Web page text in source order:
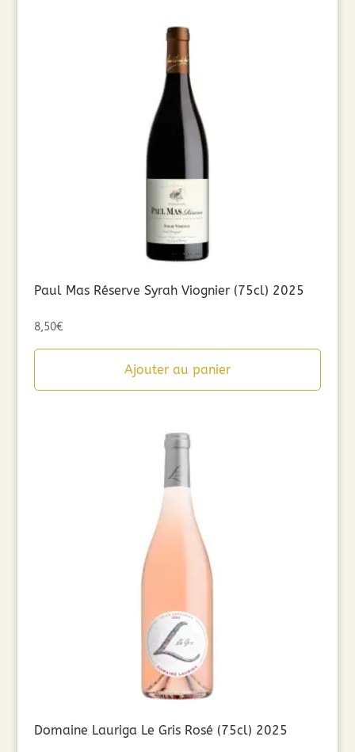
Paul Mas Réserve Syrah Viognier (75cl) 2025
8,50€
Ajouter au panier
Domaine Lauriga Le Gris Rosé (75cl) 2025